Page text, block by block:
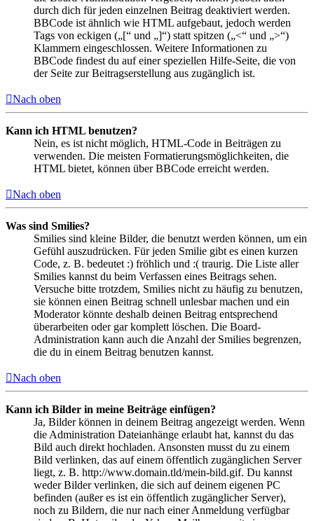
durch dich für jeden einzelnen Beitrag deaktiviert werden.
BBCode ist ähnlich wie HTML aufgebaut, jedoch werden
Tags von eckigen („[“ und „]“) statt spitzen („<“ und „>“)
Klammern eingeschlossen. Weitere Informationen zu
BBCode findest du auf einer speziellen Hilfe-Seite, die von
der Seite zur Beitragserstellung aus zugänglich ist.
Nach oben
Kann ich HTML benutzen?
Nein, es ist nicht möglich, HTML-Code in Beiträgen zu
verwenden. Die meisten Formatierungsmöglichkeiten, die
HTML bietet, können über BBCode erreicht werden.
Nach oben
Was sind Smilies?
Smilies sind kleine Bilder, die benutzt werden können, um ein
Gefühl auszudrücken. Für jeden Smilie gibt es einen kurzen
Code, z. B. bedeutet :) fröhlich und :( traurig. Die Liste aller
Smilies kannst du beim Verfassen eines Beitrags sehen.
Versuche bitte trotzdem, Smilies nicht zu häufig zu benutzen,
sie können einen Beitrag schnell unlesbar machen und ein
Moderator könnte deshalb deinen Beitrag entsprechend
überarbeiten oder gar komplett löschen. Die Board-
Administration kann auch die Anzahl der Smilies begrenzen,
die du in einem Beitrag benutzen kannst.
Nach oben
Kann ich Bilder in meine Beiträge einfügen?
Ja, Bilder können in deinem Beitrag angezeigt werden. Wenn
die Administration Dateianhänge erlaubt hat, kannst du das
Bild auch direkt hochladen. Ansonsten musst du zu einem
Bild verlinken, das auf einem öffentlich zugänglichen Server
liegt, z. B. http://www.domain.tld/mein-bild.gif. Du kannst
weder Bilder verlinken, die sich auf deinem eigenen PC
befinden (außer es ist ein öffentlich zugänglicher Server),
noch zu Bildern, die nur nach einer Anmeldung verfügbar